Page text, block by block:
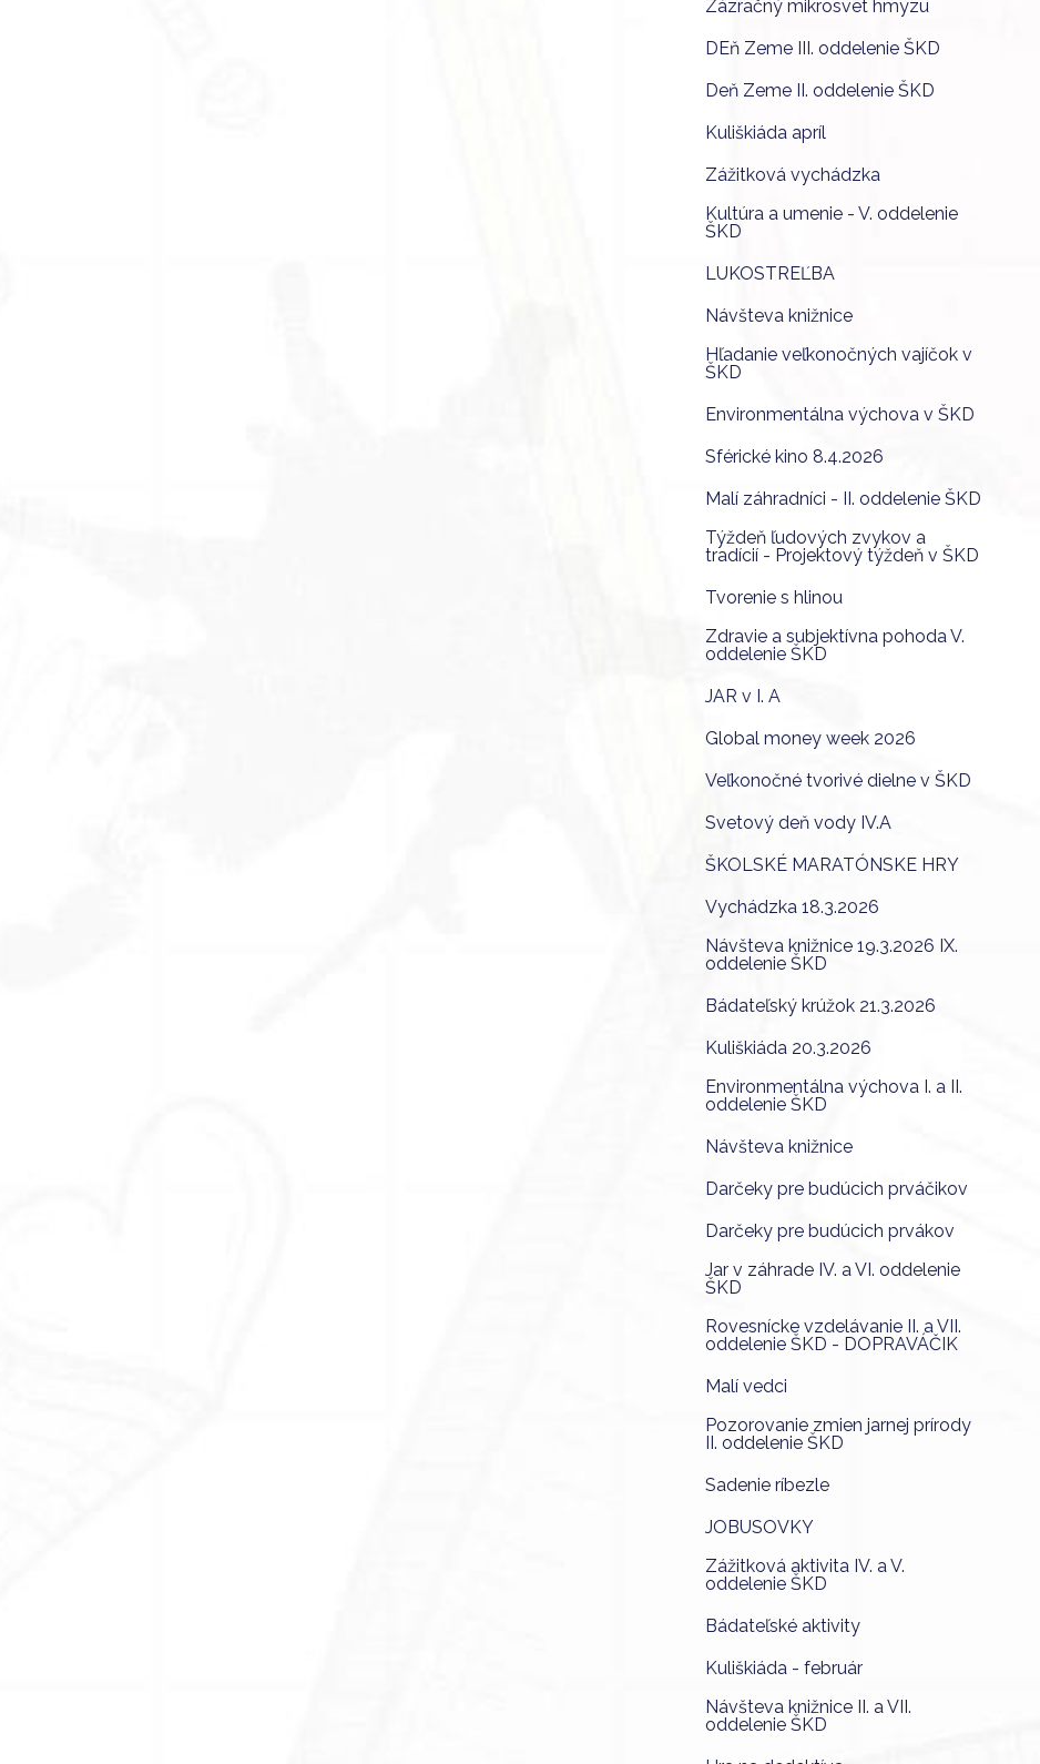
Zázračný mikrosvet hmyzu
DEň Zeme III. oddelenie ŠKD
Deň Zeme II. oddelenie ŠKD
Kuliškiáda apríl
Zážitková vychádzka
Kultúra a umenie - V. oddelenie
ŠKD
LUKOSTREĽBA
Návšteva knižnice
Hľadanie veľkonočných vajíčok v
ŠKD
Environmentálna výchova v ŠKD
Sférické kino 8.4.2026
Malí záhradníci - II. oddelenie ŠKD
Týždeň ľudových zvykov a
tradícií - Projektový týždeň v ŠKD
Tvorenie s hlinou
Zdravie a subjektívna pohoda V.
oddelenie ŠKD
JAR v I. A
Global money week 2026
Veľkonočné tvorivé dielne v ŠKD
Svetový deň vody IV.A
ŠKOLSKÉ MARATÓNSKE HRY
Vychádzka 18.3.2026
Návšteva knižnice 19.3.2026 IX.
oddelenie ŠKD
Bádateľský krúžok 21.3.2026
Kuliškiáda 20.3.2026
Environmentálna výchova I. a II.
oddelenie ŠKD
Návšteva knižnice
Darčeky pre budúcich prváčikov
Darčeky pre budúcich prvákov
Jar v záhrade IV. a VI. oddelenie
ŠKD
Rovesnícke vzdelávanie II. a VII.
oddelenie ŠKD - DOPRAVÁČIK
Malí vedci
Pozorovanie zmien jarnej prírody
II. oddelenie ŠKD
Sadenie ríbezle
JOBUSOVKY
Zážitková aktivita IV. a V.
oddelenie ŠKD
Bádateľské aktivity
Kuliškiáda - február
Návšteva knižnice II. a VII.
oddelenie ŠKD